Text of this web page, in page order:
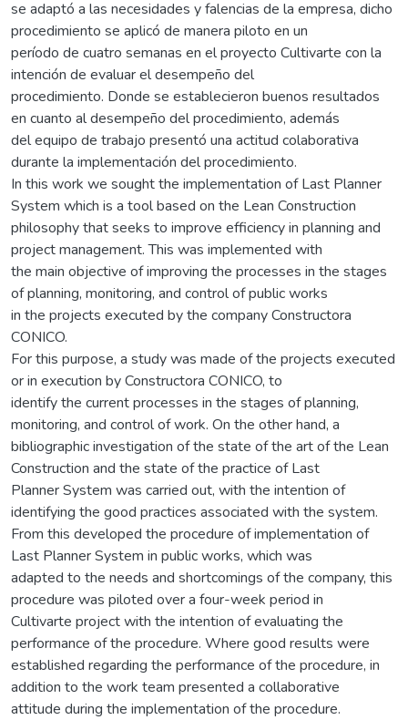
se adaptó a las necesidades y falencias de la empresa, dicho
procedimiento se aplicó de manera piloto en un
período de cuatro semanas en el proyecto Cultivarte con la
intención de evaluar el desempeño del
procedimiento. Donde se establecieron buenos resultados
en cuanto al desempeño del procedimiento, además
del equipo de trabajo presentó una actitud colaborativa
durante la implementación del procedimiento.
In this work we sought the implementation of Last Planner
System which is a tool based on the Lean Construction
philosophy that seeks to improve efficiency in planning and
project management. This was implemented with
the main objective of improving the processes in the stages
of planning, monitoring, and control of public works
in the projects executed by the company Constructora
CONICO.
For this purpose, a study was made of the projects executed
or in execution by Constructora CONICO, to
identify the current processes in the stages of planning,
monitoring, and control of work. On the other hand, a
bibliographic investigation of the state of the art of the Lean
Construction and the state of the practice of Last
Planner System was carried out, with the intention of
identifying the good practices associated with the system.
From this developed the procedure of implementation of
Last Planner System in public works, which was
adapted to the needs and shortcomings of the company, this
procedure was piloted over a four-week period in
Cultivarte project with the intention of evaluating the
performance of the procedure. Where good results were
established regarding the performance of the procedure, in
addition to the work team presented a collaborative
attitude during the implementation of the procedure.